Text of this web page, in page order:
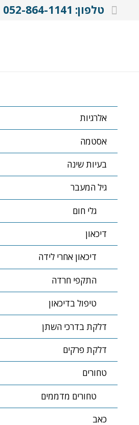
טלפון: 052-864-1141
אלרגיות
אסטמה
בעיות שינה
גיל המעבר
גלי חום
דיכאון
דיכאון אחרי לידה
התקפי חרדה
טיפול בדיכאון
דלקת בדרכי השתן
דלקת פרקים
טחורים
טחורים מדממים
כאב